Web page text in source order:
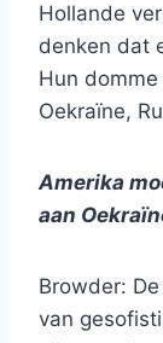
Hollande
denken dat
Hun
Oekraïne,
Amerika
aan
Browder:
van